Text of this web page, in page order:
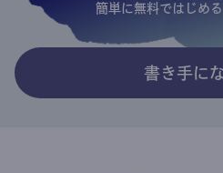
簡単に無料ではじめ
書き手に